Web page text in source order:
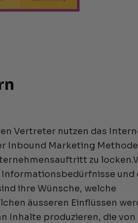
Vertreter nutzen das
Inbound Marketing Methode
zu
und
ihre Wünsche, welche
äusseren Einflüssen
Inhalte produzieren, die von